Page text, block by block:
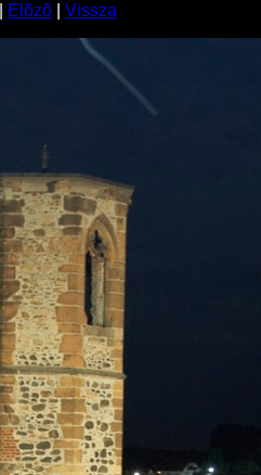
Elõzõ Vissza